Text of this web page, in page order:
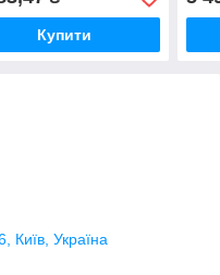
Купити
Київ, Україна